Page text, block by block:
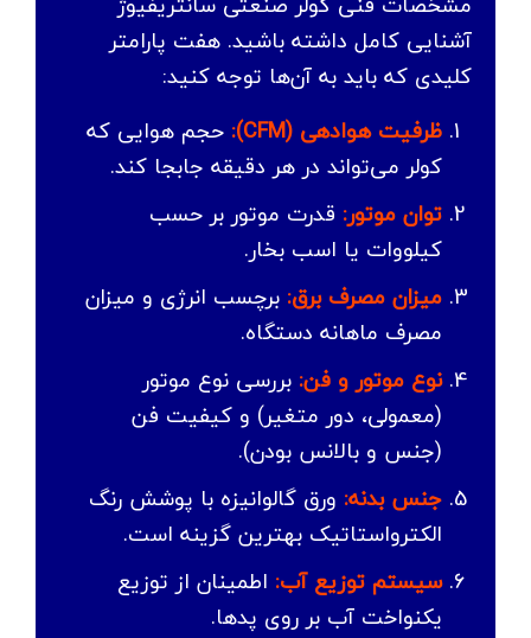
آشنایی کامل داشته باشید. هفت پارامتر
کلیدی که باید به آن‌ها توجه کنید:
ظرفیت هوادهی (CFM):
حجم هوایی که
کولر می‌تواند در هر دقیقه جابجا کند.
توان موتور: قدرت موتور بر حسب
کیلووات یا اسب بخار.
میزان مصرف برق: برچسب انرژی و میزان
مصرف ماهانه دستگاه.
نوع موتور و فن: بررسی نوع موتور
(معمولی، دور متغیر) و کیفیت فن
(جنس و بالانس بودن).
جنس بدنه: ورق گالوانیزه با پوشش رنگ
الکترواستاتیک بهترین گزینه است.
سیستم توزیع آب: اطمینان از توزیع
یکنواخت آب بر روی پدها.